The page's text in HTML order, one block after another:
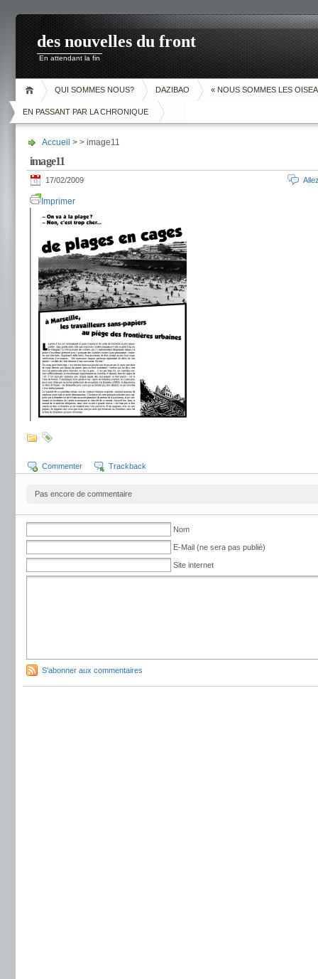
des nouvelles du front
En attendant la fin
QUI SOMMES NOUS? DAZIBAO « NOUS SOMMES LES
EN PASSANT PAR LA CHRONIQUE
Accueil > > image11
image11
17/02/2009
Imprimer
Commenter Trackback
Pas encore de commentaire
Nom
E-Mail (ne sera pas publié)
Site internet
S'abonner aux commentaires